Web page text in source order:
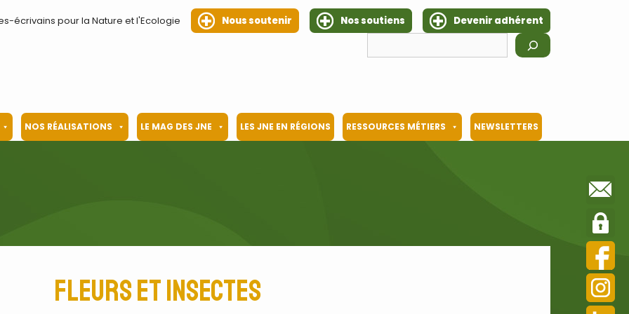
écrivains pour la Nature et l'Ecologie Nous soutenir Nos soutiens
Devenir adhérent
NOS RÉALISATIONS LE MAG DES JNE LES JNE EN RÉGIONS RESSOURCES MÉTIERS NEWSLETTERS
Fleurs et insectes